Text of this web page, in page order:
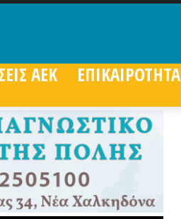
ΑΕΚ
ΕΠΙΚΑΙΡΟΤΗΤΑ